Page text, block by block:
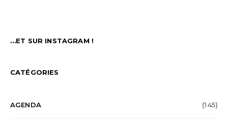
…ET SUR INSTAGRAM !
CATÉGORIES
AGENDA (145)